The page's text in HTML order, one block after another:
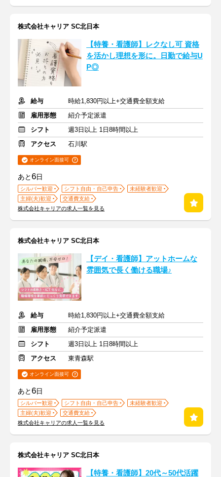
株式会社キャリア SC北日本
【特養・看護師】レクなし可 資格
を活かし理想を形に。日勤で給与U
P◎
給与
時給1,830円以上+交通費全額支給
雇用形態
紹介予定派遣
シフト
週3日以上 1日8時間以上
アクセス
石川駅
オンライン面接可
あと6日
シルバー歓迎 シフト自由・自己申告
未経験者歓迎
主婦(夫)歓迎
交通費支給
株式会社キャリアの求人一覧を見る
株式会社キャリア SC北日本
【デイ・看護師】アットホームな
雰囲気で長く働ける職場♪
給与
時給1,830円以上+交通費全額支給
雇用形態
紹介予定派遣
シフト
週3日以上 1日8時間以上
アクセス
東青森駅
オンライン面接可
あと6日
シルバー歓迎 シフト自由・自己申告
未経験者歓迎
主婦(夫)歓迎
交通費支給
株式会社キャリアの求人一覧を見る
株式会社キャリア SC北日本
【特養・看護師】20代～50代活躍